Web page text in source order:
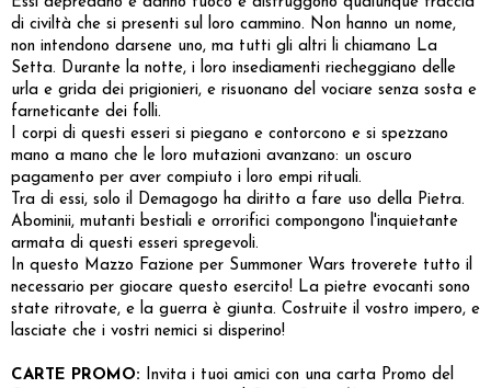
di civiltà che si presenti sul loro cammino. Non hanno un nome,
non intendono darsene uno, ma tutti gli altri li chiamano La
Setta. Durante la notte, i loro insediamenti riecheggiano delle
urla e grida dei prigionieri, e risuonano del vociare senza sosta e
farneticante dei folli.
I corpi di questi esseri si piegano e contorcono e si spezzano
mano a mano che le loro mutazioni avanzano: un oscuro
pagamento per aver compiuto i loro empi rituali.
Tra di essi, solo il Demagogo ha diritto a fare uso della Pietra.
Abominii, mutanti bestiali e orrorifici compongono l'inquietante
armata di questi esseri spregevoli.
In questo Mazzo Fazione per Summoner Wars troverete tutto il
necessario per giocare questo esercito! La pietre evocanti sono
state ritrovate, e la guerra è giunta. Costruite il vostro impero, e
lasciate che i vostri nemici si disperino!
CARTE PROMO: Invita i tuoi amici con una carta Promo del